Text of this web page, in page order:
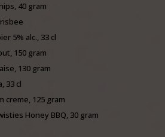
40 gram
5% alc., 33 cl
150 gram
130 gram
33 cl
creme, 125 gram
Honey BBQ, 30 gram